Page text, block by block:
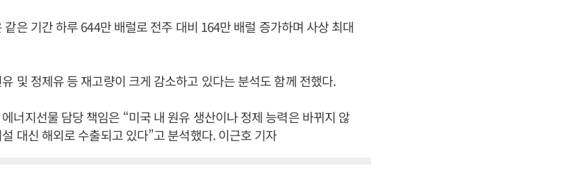
은 기간 하루 644만 배럴로 전주 대비 164만 배럴 증가하며 사상 최대
및 정제유 등 재고량이 크게 감소하고 있다는 분석도 함께 전했다.
너지선물 담당 책임은 “미국 내 원유 생산이나 정제 능력은 바뀌지 않
대신 해외로 수출되고 있다”고 분석했다. 이근호 기자